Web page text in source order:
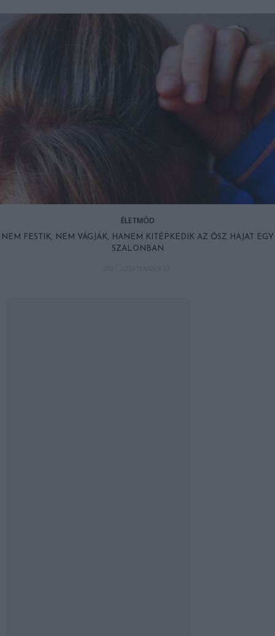
ÉLETMÓD
NEM FESTIK, NEM VÁGJÁK, HANEM KITÉPKEDIK AZ ŐSZ HAJAT EGY
SZALONBAN